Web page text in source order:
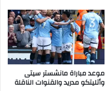
موعد مباراة مانشستر سيتى
وأتليتكو مدريد والقنوات الناقلة